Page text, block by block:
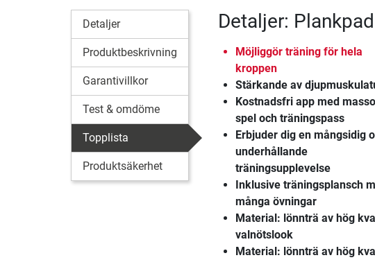
Detaljer
Produktbeskrivning
Garantivillkor
Test & omdöme
Topplista
Produktsäkerhet
Detaljer:
Möjliggör träning för hela
kroppen
Stärkande av
Kostnadsfri app med
spel och träningspass
Erbjuder dig en mångsidig
underhållande
träningsupplevelse
Inklusive träningsplansch
många övningar
Material: lönnträ av hög
valnötslook
Material: lönnträ av hög